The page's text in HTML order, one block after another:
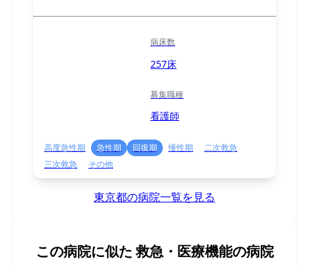
病床数
257床
募集職種
看護師
高度急性期 急性期 回復期 慢性期
二次救急
三次救急
その他
東京都の病院一覧を見る
この病院に似た 救急・医療機能の病院